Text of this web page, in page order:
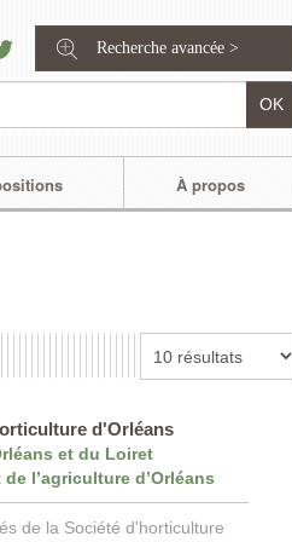
Recherche avancée >
À propos
d'Orléans
et du Loiret
l’agriculture d’Orléans
de la Société d'horticulture